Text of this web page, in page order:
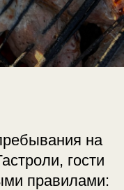
на
гости
правилами: